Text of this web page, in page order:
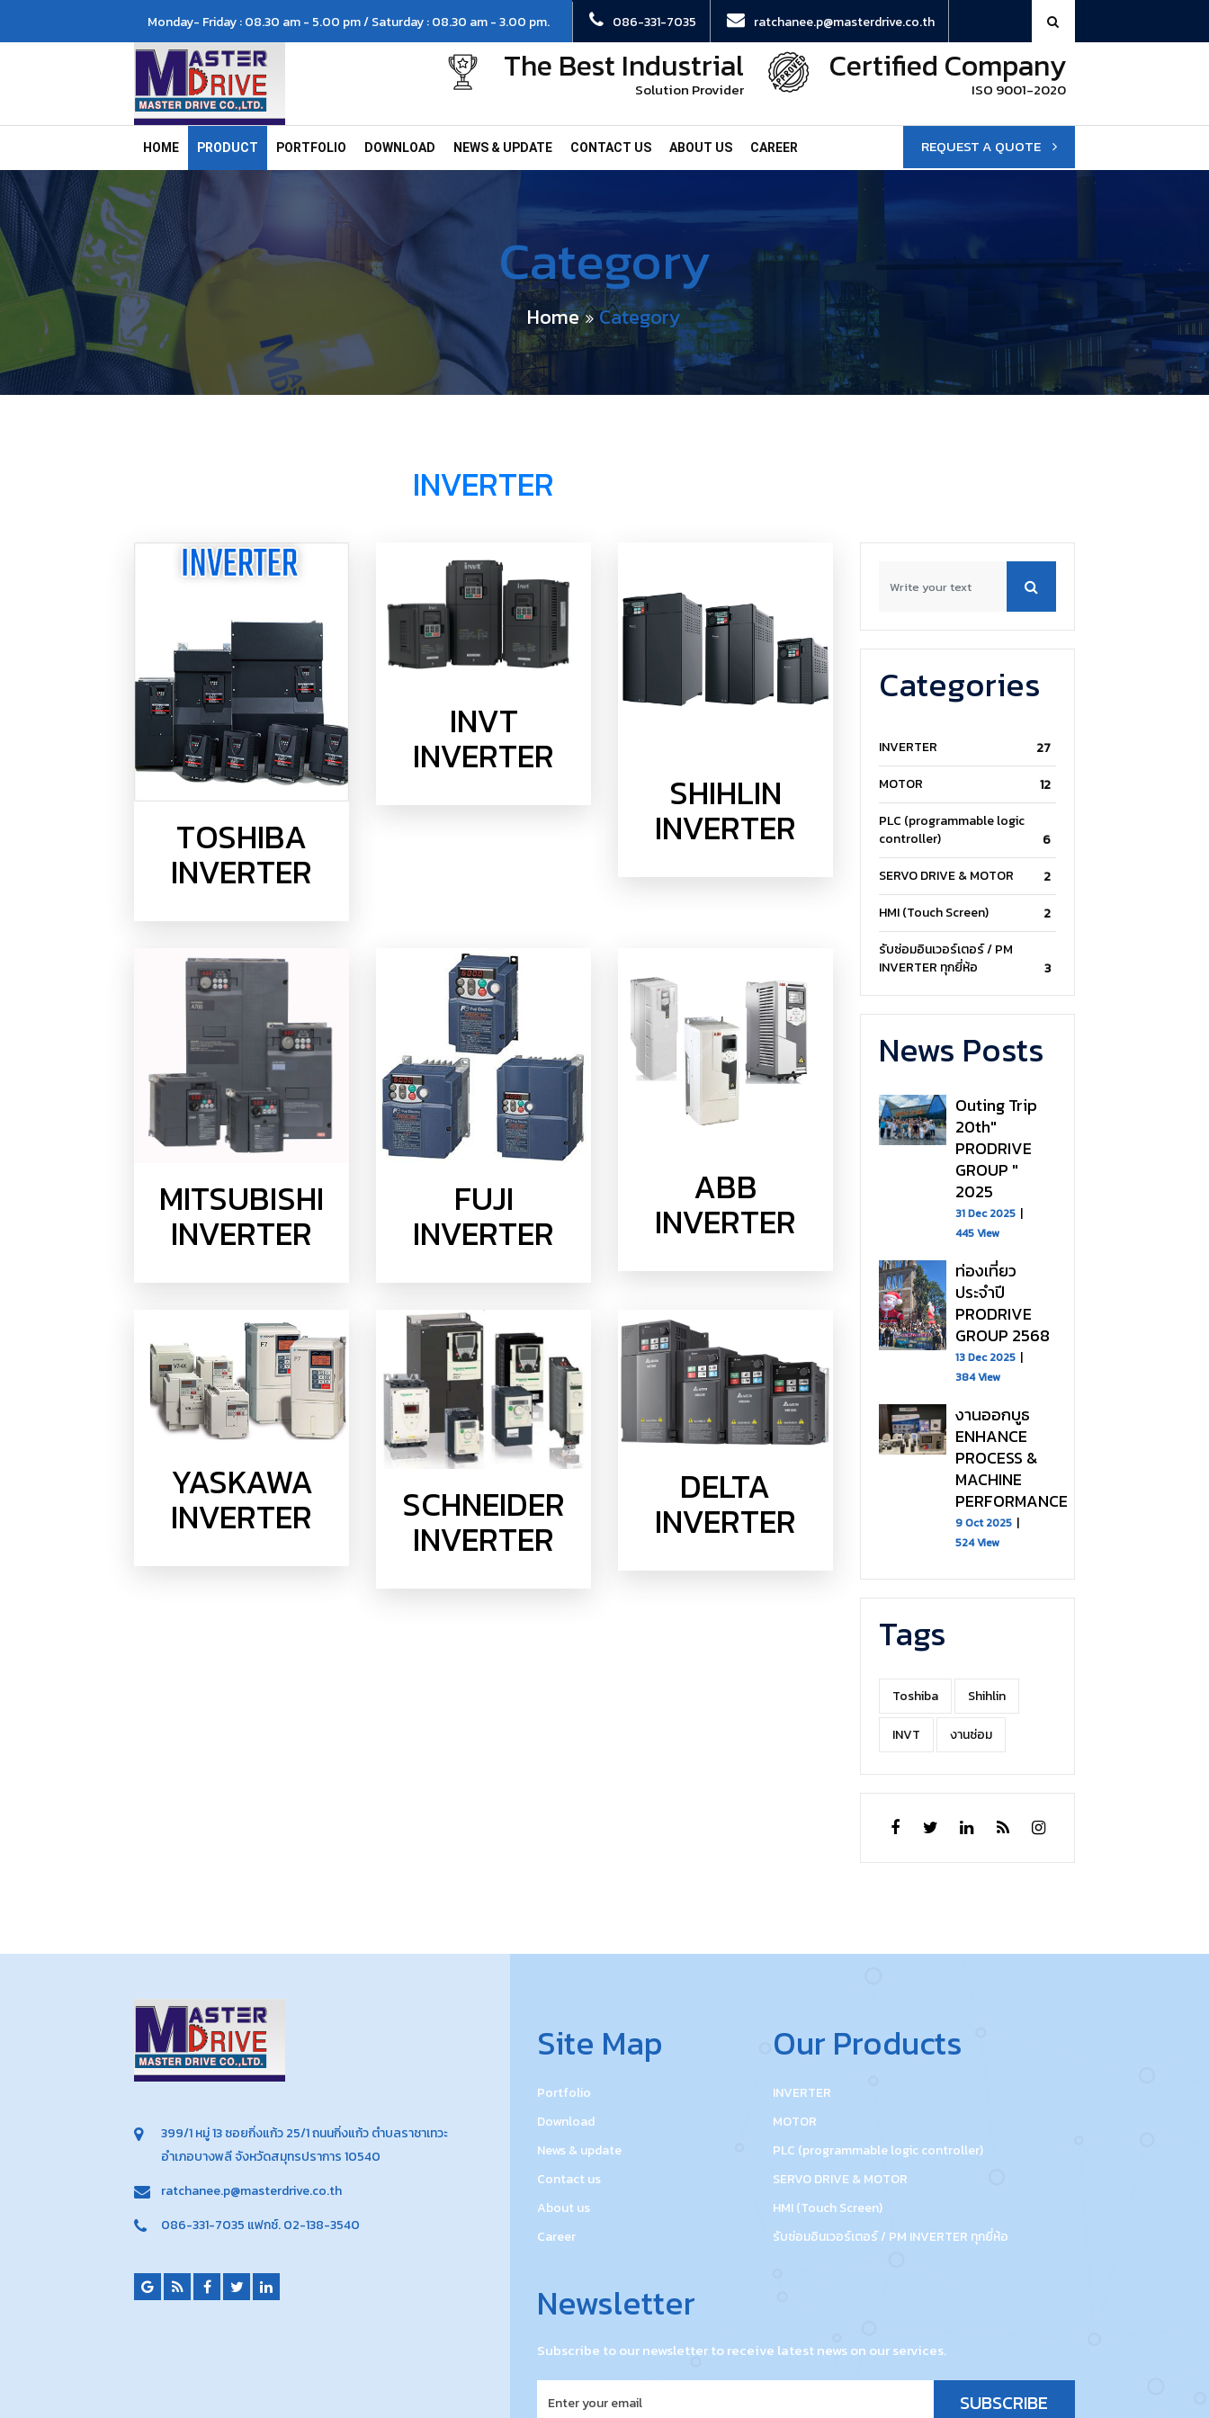
Monday- Friday : 08.30 am - 5.00 pm / Saturday : 08.30 am - 3.00 pm. 086-331-7035 ratchanee.p@masterdrive.co.th
The Best Industrial
Solution Provider
Certified Company
ISO 9001-2020
HOME PRODUCT PORTFOLIO DOWNLOAD NEWS & UPDATE CONTACT US ABOUT US CAREER REQUEST A QUOTE
Category
Home Category
INVERTER
TOSHIBA
INVERTER
INVT
INVERTER
SHIHLIN
INVERTER
MITSUBISHI
INVERTER
FUJI
INVERTER
ABB
INVERTER
YASKAWA
INVERTER SCHNEIDER
INVERTER
DELTA
INVERTER
Categories
INVERTER
27
MOTOR
12
PLC (programmable logic
controller)
6
SERVO DRIVE & MOTOR
2
HMI (Touch Screen)
2
รับซ่อมอินเวอร์เตอร์ / PM
INVERTER ทุกยี่ห้อ
3
News Posts
Outing Trip
20th"
PRODRIVE
GROUP "
2025
31 Dec 2025
445 View
ท่องเที่ยว
ประจำปี
PRODRIVE
GROUP 2568
13 Dec 2025
384 View
งานออกบูธ
ENHANCE
PROCESS &
MACHINE
PERFORMANCE
9 Oct 2025
524 View
Tags
Toshiba Shihlin
INVT งานซ่อม
399/1 หมู่ 13 ซอยกิ่งแก้ว 25/1 ถนนกิ่งแก้ว ตำบลราชาเทวะ
อำเภอบางพลี จังหวัดสมุทรปราการ 10540
ratchanee.p@masterdrive.co.th
086-331-7035 แฟกซ์. 02-138-3540
Site Map
Portfolio
Download
News & update
Contact us
About us
Career
Our Products
INVERTER
MOTOR
PLC (programmable logic controller)
SERVO DRIVE & MOTOR
HMI (Touch Screen)
รับซ่อมอินเวอร์เตอร์ / PM INVERTER ทุกยี่ห้อ
Newsletter
Subscribe to our newsletter to receive latest news on our services.
SUBSCRIBE